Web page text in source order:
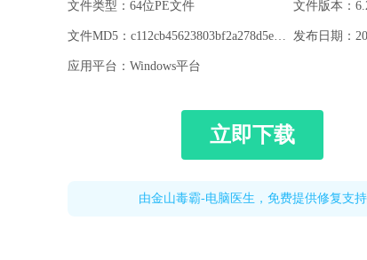
文件类型：64位PE文件 文件版本：
发布日期：
应用平台：Windows平台
立即下载
由金山毒霸-电脑医生，免费提供修复支持